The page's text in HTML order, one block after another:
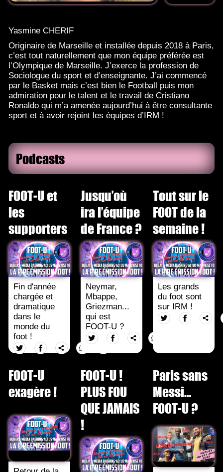
Yasmine CHERIF
Originaire de Marseille et installée depuis 2018 à Paris,
c’est tout naturellement que mon équipe préférée est
l’Olympique de Marseille. J’exerce la profession de
Sociologue du sport et d’enseignante. J’ai commencé
par le Basket mais c’est bien le Football puis mon
admiration pour le talent et le travail de Cristiano
Ronaldo qui m’a amenée aujourd’hui à être consultante
sport et à avoir rejoint les équipes d’IRM !
Podcasts
FOOT-U et
les
supporters
Fin d'année
chargée et
dramatique
dans le
monde du
foot !
Jusqu’où
ira l’équipe
de France ?
Neymar,
Mbappe,
Griezman...
qui est
FOOT-U ?
Tout sur le
FOOT de la
semaine !
Les grands
du foot sont
sur IRM !
FOOT-U
exagère !
FOOT-U !
PLUS FOU
QUE JAMAIS
!
Paris sans
Messi…
FOOT-U ?